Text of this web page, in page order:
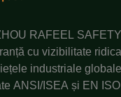
RAFEEL
cu vizibilitate
industriale
ANSI/ISEA și EN